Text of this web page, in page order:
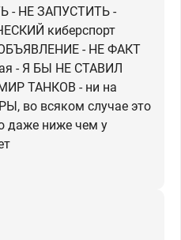
- НЕ ЗАПУСТИТЬ -
киберспорт
- НЕ ФАКТ
- Я БЫ НЕ СТАВИЛ
ТАНКОВ - ни на
во всяком случае это
даже ниже чем у